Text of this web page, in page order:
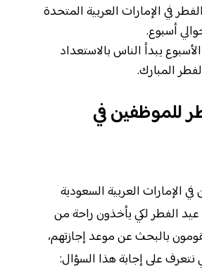
في الإمارات العربية المتحدة
أسبوع.
يبدأ الناس بالاستعداد
المبارك.
للموظفين في
الإمارات العربية السعودية
الفطر لكي يأخذون راحة من
بالبحث عن موعد إجازتهم،
نتعرف على إجابة هذا السؤال: